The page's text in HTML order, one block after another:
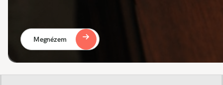
Megnézem